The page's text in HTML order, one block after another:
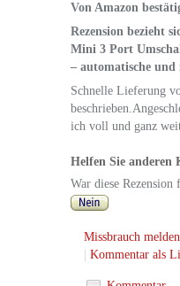
Von Amazon
Rezension bezieht
Mini 3 Port
– automatische
Schnelle Lieferung
ich voll und ganz
Helfen Sie anderen
War diese
Missbrauch melden
Kommentar als